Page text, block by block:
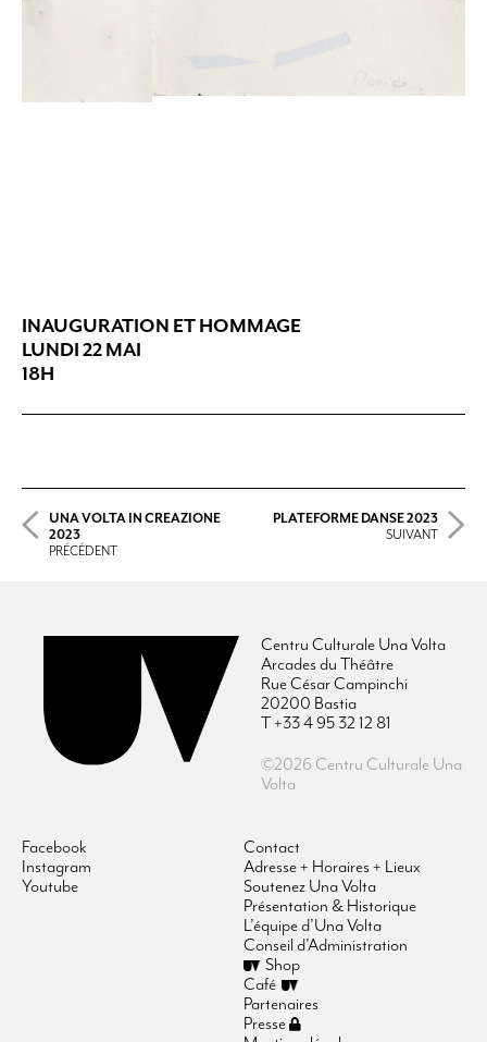
INAUGURATION ET HOMMAGE
LUNDI 22 MAI
18H
UNA VOLTA IN CREAZIONE
2023
PRÉCÉDENT
PLATEFORME DANSE 2023
SUIVANT
Centru Culturale Una Volta
Arcades du Théâtre
Rue César Campinchi
20200 Bastia
T +33 4 95 32 12 81
©2026 Centru Culturale Una
Volta
Facebook
Instagram
Youtube
Contact
Adresse + Horaires + Lieux
Soutenez Una Volta
Présentation & Historique
L’équipe d’Una Volta
Conseil d’Administration
Shop
Café
Partenaires
Presse